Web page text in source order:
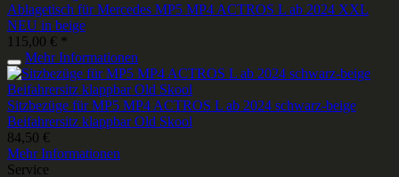
Ablagetisch für Mercedes MP5 MP4 ACTROS L ab 2024 XXL
NEU in beige
115,00 € *
Mehr Informationen
Sitzbezüge für MP5 MP4 ACTROS L ab 2024 schwarz-beige
Beifahrersitz klappbar Old Skool
84,50 €
Mehr Informationen
Service